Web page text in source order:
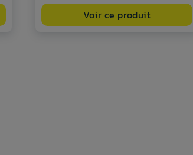
Voir ce produit